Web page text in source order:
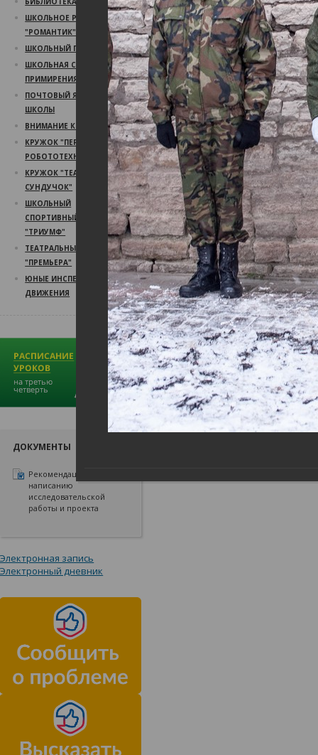
ШКОЛЬНОЕ РАДИО
"РОМАНТИК"
ШКОЛЬНЫЙ ПСИХОЛОГ
ШКОЛЬНАЯ СЛУЖБА
ПРИМИРЕНИЯ
ПОЧТОВЫЙ ЯЩИК
ШКОЛЫ
ВНИМАНИЕ КОНКУРС!
КРУЖОК "ПЕРВЫЙ ШАГ В
РОБОТОТЕХНИКУ"
КРУЖОК "ТЕАТРАЛЬНЫЙ
СУНДУЧОК"
ШКОЛЬНЫЙ
СПОРТИВНЫЙ КЛУБ
"ТРИУМФ"
ТЕАТРАЛЬНЫЙ КРУЖОК
"ПРЕМЬЕРА"
ЮНЫЕ ИНСПЕКТОРА
ДВИЖЕНИЯ
ДОКУМЕНТЫ
Рекомендации по
написанию
исследовательской
работы и проекта
Электронная запись
Электронный дневник